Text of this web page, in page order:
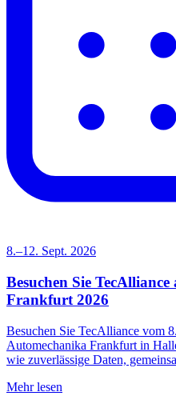
8.–12. Sept. 2026
Besuchen Sie
Frankfurt 2026
Besuchen Sie TecAlliance vom
Automechanika Frankfurt in
wie zuverlässige Daten,
Mehr lesen